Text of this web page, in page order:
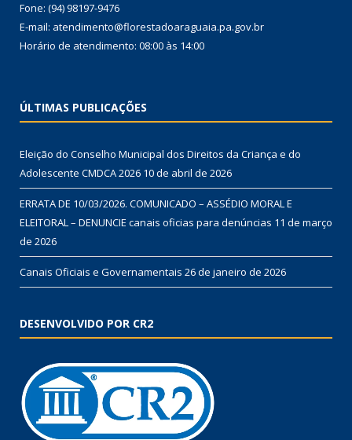
Fone: (94) 98197-9476
E-mail: atendimento@florestadoaraguaia.pa.gov.br
Horário de atendimento: 08:00 às 14:00
ÚLTIMAS PUBLICAÇÕES
Eleição do Conselho Municipal dos Direitos da Criança e do
Adolescente CMDCA 2026 10 de abril de 2026
ERRATA DE 10/03/2026. COMUNICADO – ASSÉDIO MORAL E
ELEITORAL – DENUNCIE canais oficias para denúncias 11 de março
de 2026
Canais Oficiais e Governamentais 26 de janeiro de 2026
DESENVOLVIDO POR CR2